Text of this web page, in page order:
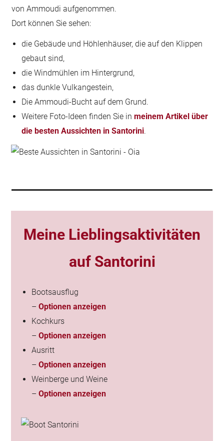
von Ammoudi aufgenommen.
Dort können Sie sehen:
die Gebäude und Höhlenhäuser, die auf den Klippen
gebaut sind,
die Windmühlen im Hintergrund,
das dunkle Vulkangestein,
Die Ammoudi-Bucht auf dem Grund.
Weitere Foto-Ideen finden Sie inmeinem Artikel über
die besten Aussichten in Santorini.
Meine Lieblingsaktivitäten
auf Santorini
Bootsausflug
–Optionen anzeigen
Kochkurs
–Optionen anzeigen
Ausritt
–Optionen anzeigen
Weinberge und Weine
–Optionen anzeigen